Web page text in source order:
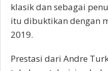
klasik dan sebagai
itu dibuktikan dengan
2019.
Prestasi dari Andre